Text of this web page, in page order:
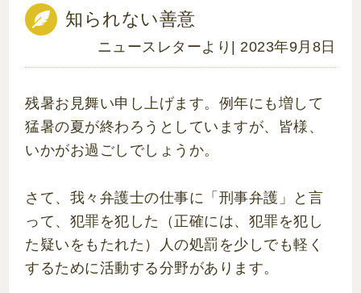
知られない善意
ニュースレターより | 2023年9月8日
残暑お見舞い申し上げます。例年にも増して
猛暑の夏が終わろうとしていますが、皆様、
いかがお過ごしでしょうか。
さて、我々弁護士の仕事に「刑事弁護」と言
って、犯罪を犯した（正確には、犯罪を犯し
た疑いをもたれた）人の処罰を少しでも軽く
するために活動する分野があります。